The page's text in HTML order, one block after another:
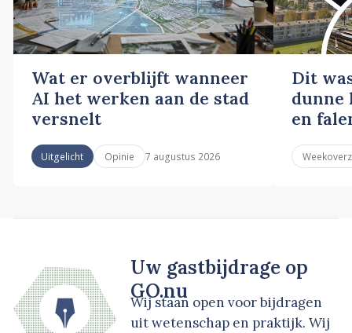
Wat er overblijft wanneer
AI het werken aan de stad
versnelt
Uitgelicht Opinie 7 augustus 2026
Dit
dunne
en
Uw gastbijdrage op
GO.nu
Wij staan open voor bijdragen
uit wetenschap en praktijk. Wij